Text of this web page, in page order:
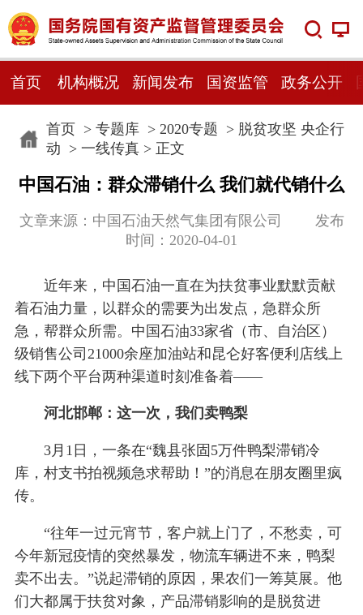
首页 机构概况 新闻发布 国资监管 政务公开
首页> 专题库> 2020专题 > 脱贫攻坚 央企行
动 > 一线传真> 正文
中国石油：群众滞销什么 我们就代销什么
文章来源：中国石油天然气集团有限公司 发布
时间：2020-04-01
近年来，中国石油一直在为扶贫事业默默贡献
着石油力量，以群众的需要为出发点，急群众所
急，帮群众所需。中国石油33家省（市、自治区）
级销售公司21000余座加油站和昆仑好客便利店线上
线下两个平台两种渠道时刻准备着——
河北邯郸：这一次，我们卖鸭梨
3月1日，一条在“魏县张固5万件鸭梨滞销冷
库，村支书拍视频急求帮助！”的消息在朋友圈里疯
传。
“往年一过元宵节，客户就上门了，不愁卖，可
今年新冠疫情的突然暴发，物流车辆进不来，鸭梨
卖不出去。”说起滞销的原因，果农们一筹莫展。他
们大都属于扶贫对象，产品滞销影响的是脱贫进